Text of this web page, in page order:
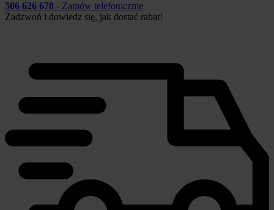
506 626 678 - Zamów telefonicznie
Zadzwoń i dowiedz się, jak dostać rabat!